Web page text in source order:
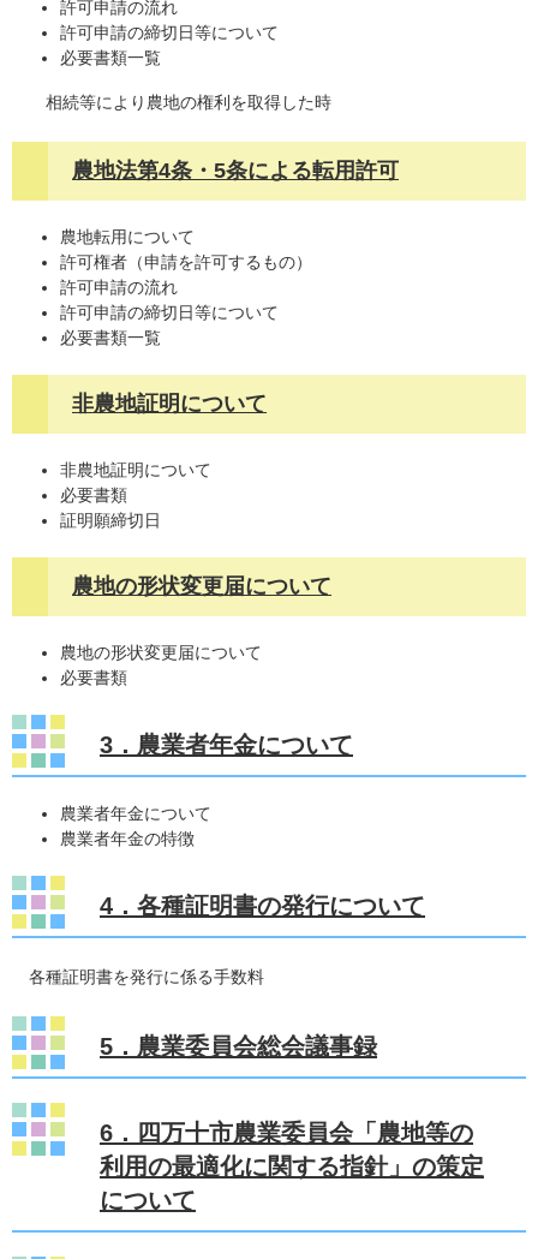
許可申請の流れ
許可申請の締切日等について
必要書類一覧
相続等により農地の権利を取得した時
農地法第4条・5条による転用許可
農地転用について
許可権者（申請を許可するもの）
許可申請の流れ
許可申請の締切日等について
必要書類一覧
非農地証明について
非農地証明について
必要書類
証明願締切日
農地の形状変更届について
農地の形状変更届について
必要書類
3．農業者年金について
農業者年金について
農業者年金の特徴
4．各種証明書の発行について
各種証明書を発行に係る手数料
5．農業委員会総会議事録
6．四万十市農業委員会「農地等の
利用の最適化に関する指針」の策定
について